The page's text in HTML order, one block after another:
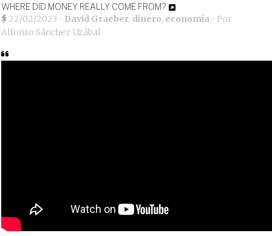
WHERE DID MONEY REALLY COME FROM?
22/02/2023 • David Graeber, dinero, economía • Por
Alfonso Sánchez Uzábal